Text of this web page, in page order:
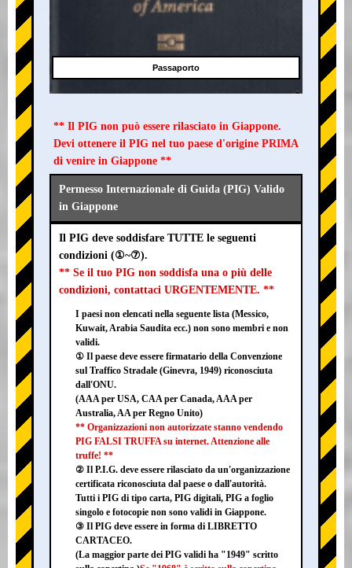
Passaporto
** Il PIG non può essere rilasciato in Giappone.
Devi ottenere il PIG nel tuo paese d'origine PRIMA
di venire in Giappone **
Permesso Internazionale di Guida (PIG) Valido
in Giappone
Il PIG deve soddisfare TUTTE le seguenti
condizioni (①~⑦).
** Se il tuo PIG non soddisfa una o più delle
condizioni, contattaci URGENTEMENTE. **
I paesi non elencati nella seguente lista (Messico,
Kuwait, Arabia Saudita ecc.) non sono membri e non
validi.
① Il paese deve essere firmatario della Convenzione
sul Traffico Stradale (Ginevra, 1949) riconosciuta
dall'ONU.
(AAA per USA, CAA per Canada, AAA per
Australia, AA per Regno Unito)
** Organizzazioni non autorizzate stanno vendendo
PIG FALSI TRUFFA su internet. Attenzione alle
truffe! **
② Il P.I.G. deve essere rilasciato da un'organizzazione
certificata riconosciuta dal paese o dall'autorità.
Tutti i PIG di tipo carta, PIG digitali, PIG a foglio
singolo e fotocopie non sono validi in Giappone.
③ Il PIG deve essere in forma di LIBRETTO
CARTACEO.
(La maggior parte dei PIG validi ha "1949" scritto